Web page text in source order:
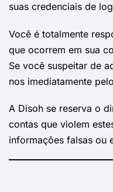
suas credenciais de
Você é totalmente
que ocorrem em sua
Se você suspeitar de
nos imediatamente
A Disoh se reserva o
contas que violem
informações falsas ou